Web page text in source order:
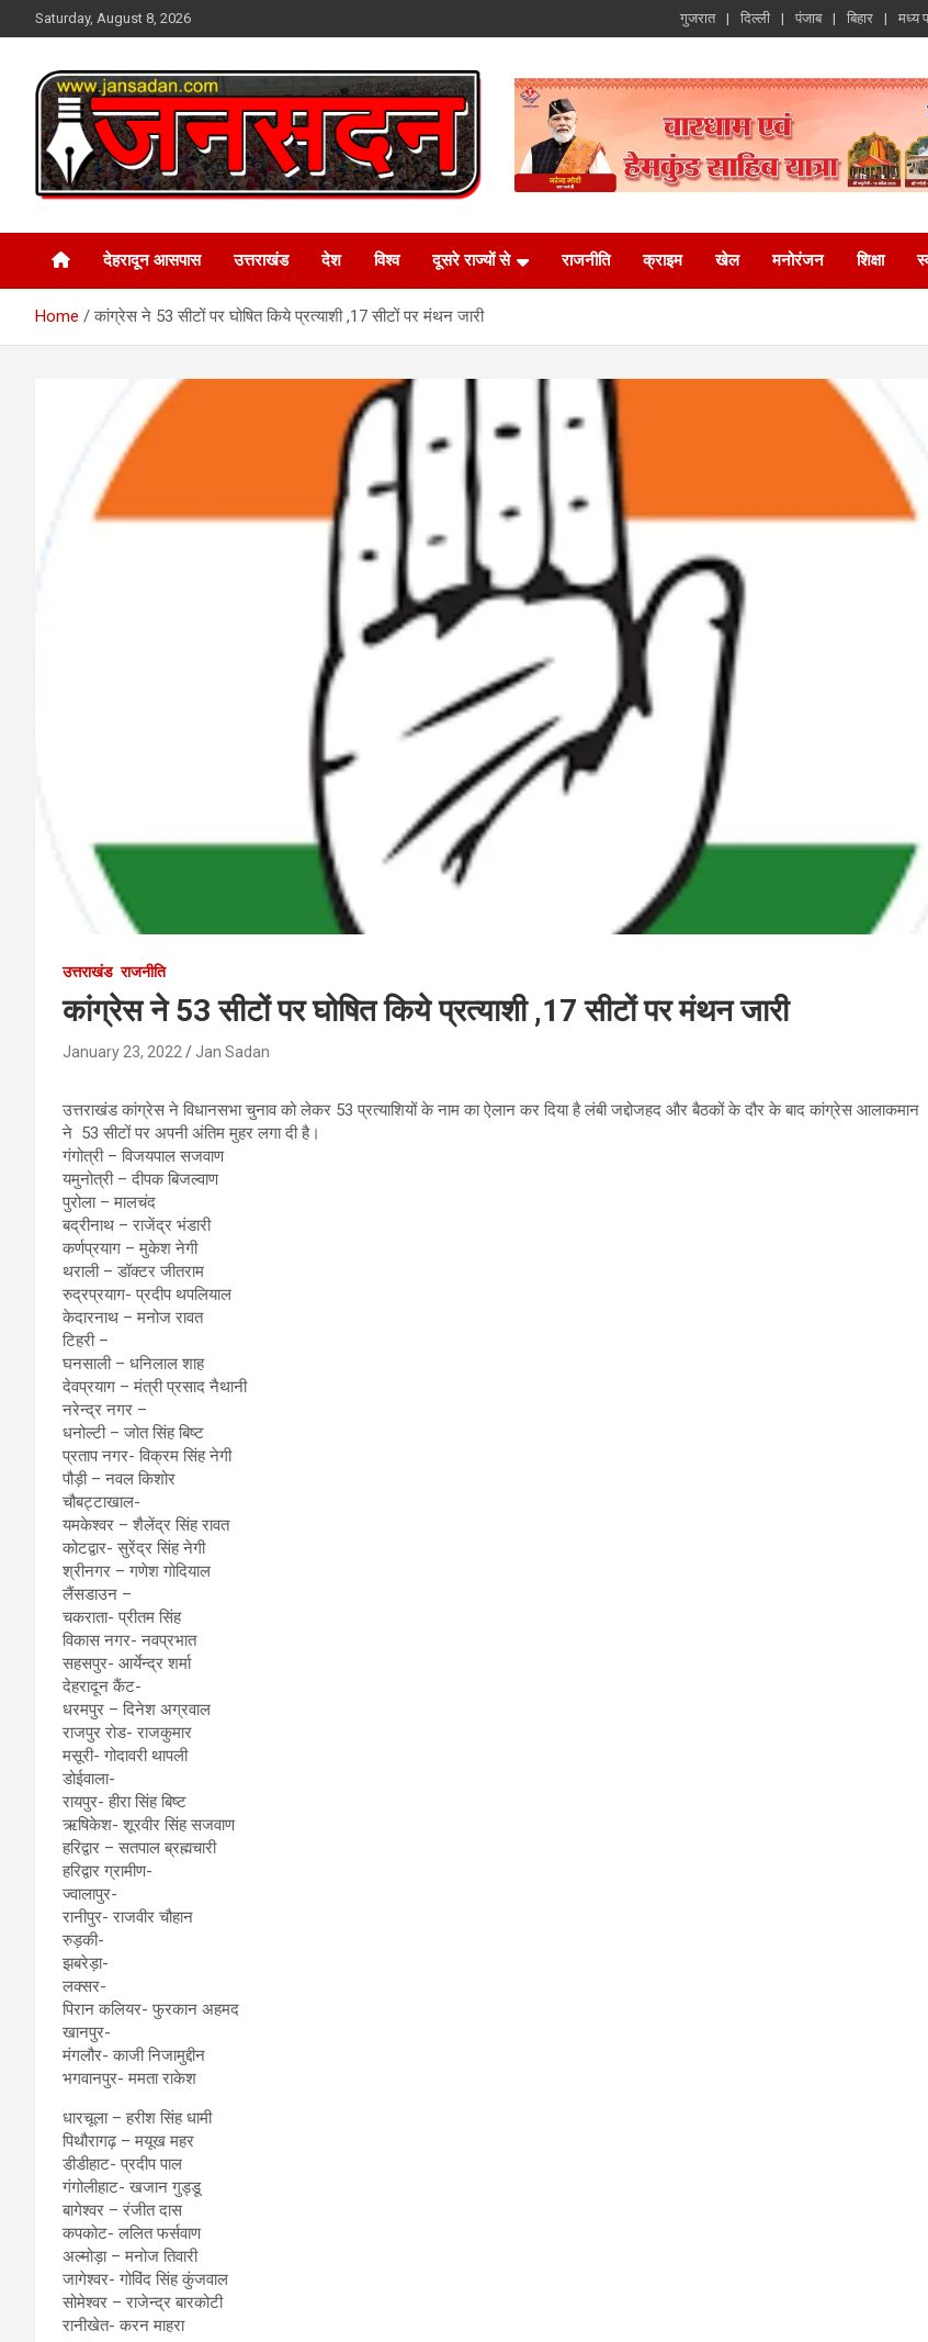
to
Saturday, August 8, 2026 गुजरात दिल्ली पंजाब बिहार मध्य
Jan Sadan
देहरादून आसपास उत्तराखंड देश विश्व दूसरे राज्यों से राजनीति क्राइम खेल मनोरंजन शिक्षा
Home कांग्रेस ने 53 सीटों पर घोषित किये प्रत्याशी ,17 सीटों पर मंथन जारी
उत्तराखंड राजनीति
कांग्रेस ने 53 सीटों पर घोषित किये प्रत्याशी ,17 सीटों पर मंथन जारी
January 23, 2022 Jan Sadan
उत्तराखंड कांग्रेस ने विधानसभा चुनाव को लेकर 53 प्रत्याशियों के नाम का ऐलान कर दिया है लंबी जद्दोजहद और बैठकों के दौर के बाद कांग्रेस आलाकमान
ने 53 सीटों पर अपनी अंतिम मुहर लगा दी है।
गंगोत्री – विजयपाल सजवाण
यमुनोत्री – दीपक बिजल्वाण
पुरोला – मालचंद
बद्रीनाथ – राजेंद्र भंडारी
कर्णप्रयाग – मुकेश नेगी
थराली – डॉक्टर जीतराम
रुद्रप्रयाग- प्रदीप थपलियाल
केदारनाथ – मनोज रावत
टिहरी –
घनसाली – धनिलाल शाह
देवप्रयाग – मंत्री प्रसाद नैथानी
नरेन्द्र नगर –
धनोल्टी – जोत सिंह बिष्ट
प्रताप नगर- विक्रम सिंह नेगी
पौड़ी – नवल किशोर
चौबट्टाखाल-
यमकेश्वर – शैलेंद्र सिंह रावत
कोटद्वार- सुरेंद्र सिंह नेगी
श्रीनगर – गणेश गोदियाल
लैंसडाउन –
चकराता- प्रीतम सिंह
विकास नगर- नवप्रभात
सहसपुर- आर्येन्द्र शर्मा
देहरादून कैंट-
धरमपुर – दिनेश अग्रवाल
राजपुर रोड- राजकुमार
मसूरी- गोदावरी थापली
डोईवाला-
रायपुर- हीरा सिंह बिष्ट
ऋषिकेश- शूरवीर सिंह सजवाण
हरिद्वार – सतपाल ब्रह्मचारी
हरिद्वार ग्रामीण-
ज्वालापुर-
रानीपुर- राजवीर चौहान
रुड़की-
झबरेड़ा-
लक्सर-
पिरान कलियर- फुरकान अहमद
खानपुर-
मंगलौर- काजी निजामुद्दीन
भगवानपुर- ममता राकेश
धारचूला – हरीश सिंह धामी
पिथौरागढ़ – मयूख महर
डीडीहाट- प्रदीप पाल
गंगोलीहाट- खजान गुड्डू
बागेश्वर – रंजीत दास
कपकोट- ललित फर्सवाण
अल्मोड़ा – मनोज तिवारी
जागेश्वर- गोविंद सिंह कुंजवाल
सोमेश्वर – राजेन्द्र बारकोटी
रानीखेत- करन माहरा